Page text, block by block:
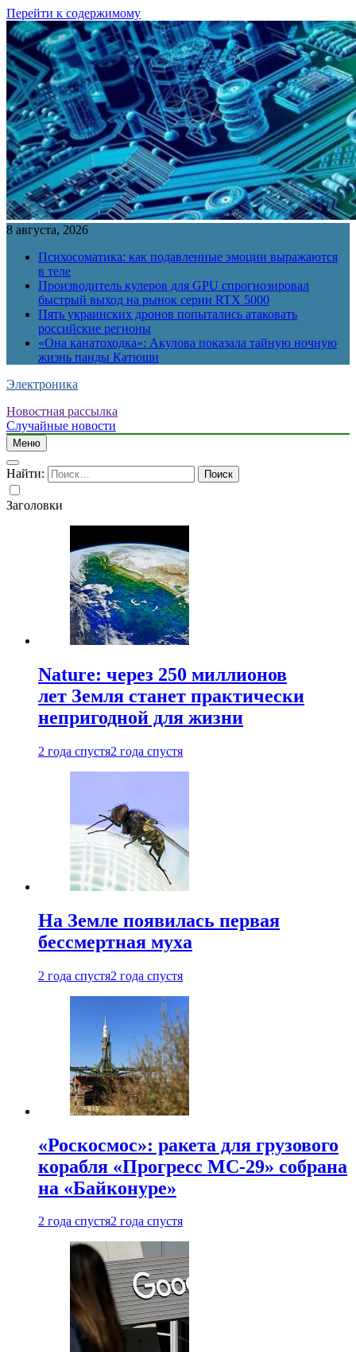
Перейти к содержимому
8 августа, 2026
Психосоматика: как подавленные эмоции выражаются
в теле
Производитель кулеров для GPU спрогнозировал
быстрый выход на рынок серии RTX 5000
Пять украинских дронов попытались атаковать
российские регионы
«Она канатоходка»: Акулова показала тайную ночную
жизнь панды Катюши
Электроника
Новостная рассылка
Случайные новости
Меню
Найти:
Заголовки
Nature: через 250 миллионов
лет Земля станет практически
непригодной для жизни
2 года спустя2 года спустя
На Земле появилась первая
бессмертная муха
2 года спустя2 года спустя
«Роскосмос»: ракета для грузового
корабля «Прогресс МС-29» собрана
на «Байконуре»
2 года спустя2 года спустя